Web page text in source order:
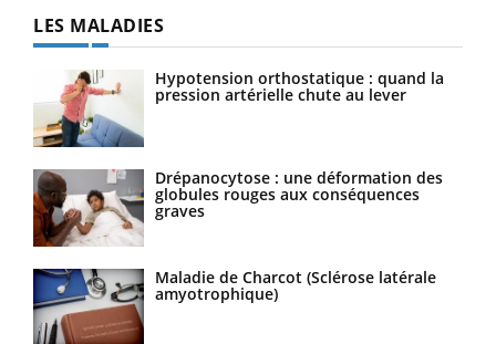
LES MALADIES
Hypotension orthostatique : quand la
pression artérielle chute au lever
Drépanocytose : une déformation des
globules rouges aux conséquences
graves
Maladie de Charcot (Sclérose latérale
amyotrophique)